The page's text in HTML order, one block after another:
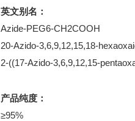
英文别名：
Azide-PEG6-CH2COOH
20-Azido-3,6,9,12,15,18-
2-((17-Azido-3,6,9,12,15-
产品纯度：
≥95%